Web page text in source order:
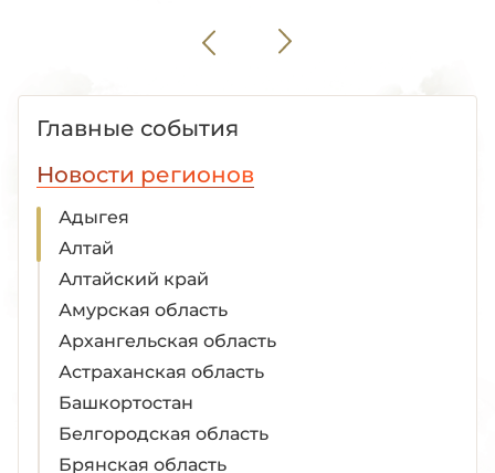
Главные события
Новости регионов
Адыгея
Алтай
Алтайский край
Амурская область
Архангельская область
Астраханская область
Башкортостан
Белгородская область
Брянская область